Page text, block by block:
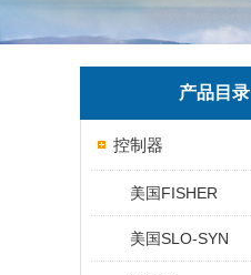
产品目录
控制器
美国FISHER
美国SLO-SYN